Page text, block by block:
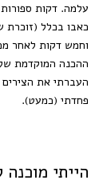
עלמה. דקות
כאבו בכלל (זוכרת
וחמש דקות לאחר
ההכנה המוקדמת
העברתי את
פחדתי (כמעט).
הייתי